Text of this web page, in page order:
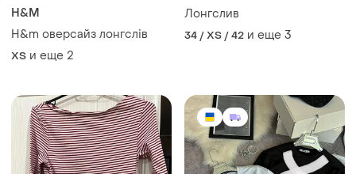
H&M
H&m оверсайз лонгслів
ХS и еще 2
Лонгслив
34 / XS / 42 и еще 3